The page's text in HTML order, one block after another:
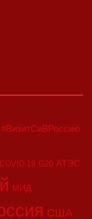
#ВизитСиВРоссию
COVID-19 G20 АТЭС
МИД
США